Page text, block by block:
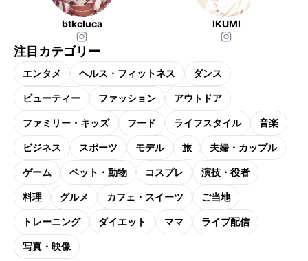
btkcluca IKUMI
注目カテゴリー
エンタメ ヘルス・フィットネス ダンス
ビューティー ファッション アウトドア
ファミリー・キッズ フード ライフスタイル 音楽
ビジネス スポーツ モデル 旅 夫婦・カップル
ゲーム ペット・動物 コスプレ 演技・役者
料理 グルメ カフェ・スイーツ ご当地
トレーニング ダイエット ママ ライブ配信
写真・映像